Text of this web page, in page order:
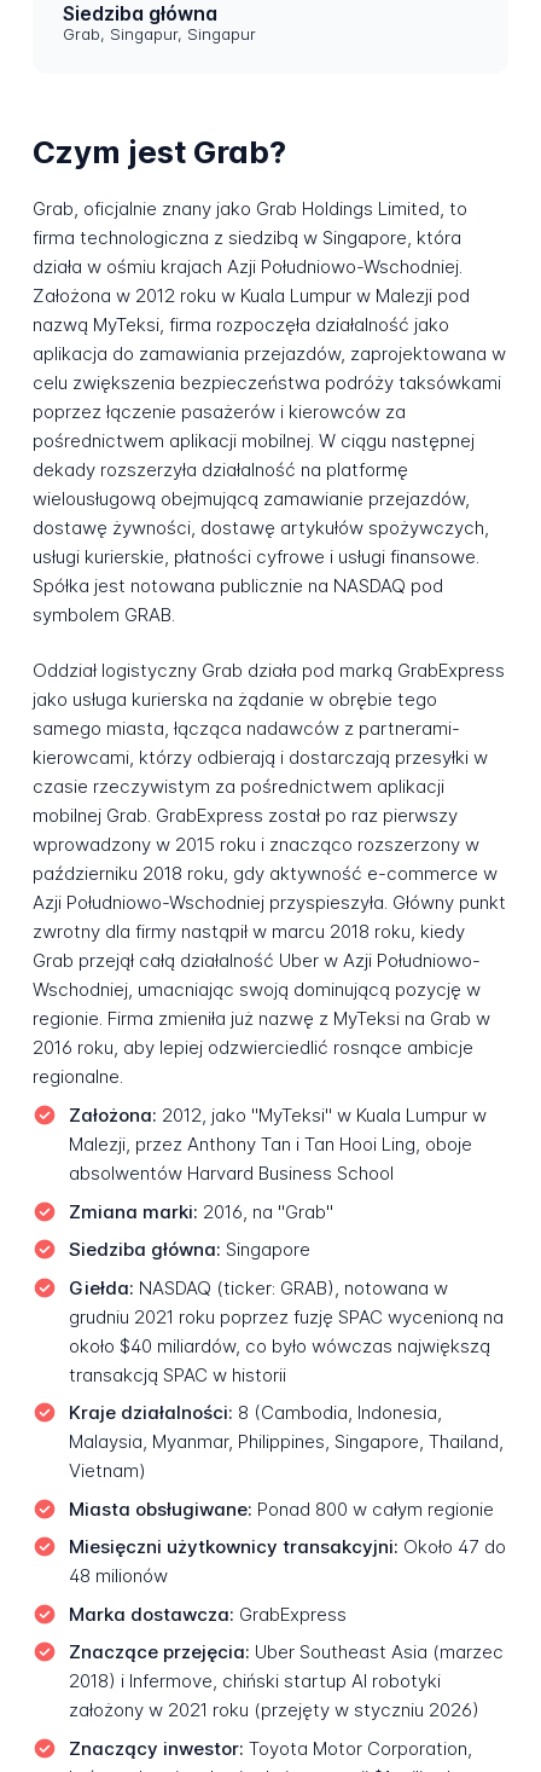
Siedziba główna
Grab, Singapur, Singapur
Czym jest Grab?
Grab, oficjalnie znany jako Grab Holdings Limited, to
firma technologiczna z siedzibą w Singapore, która
działa w ośmiu krajach Azji Południowo-Wschodniej.
Założona w 2012 roku w Kuala Lumpur w Malezji pod
nazwą MyTeksi, firma rozpoczęła działalność jako
aplikacja do zamawiania przejazdów, zaprojektowana w
celu zwiększenia bezpieczeństwa podróży taksówkami
poprzez łączenie pasażerów i kierowców za
pośrednictwem aplikacji mobilnej. W ciągu następnej
dekady rozszerzyła działalność na platformę
wielousługową obejmującą zamawianie przejazdów,
dostawę żywności, dostawę artykułów spożywczych,
usługi kurierskie, płatności cyfrowe i usługi finansowe.
Spółka jest notowana publicznie na NASDAQ pod
symbolem GRAB.
Oddział logistyczny Grab działa pod marką GrabExpress
jako usługa kurierska na żądanie w obrębie tego
samego miasta, łącząca nadawców z partnerami-
kierowcami, którzy odbierają i dostarczają przesyłki w
czasie rzeczywistym za pośrednictwem aplikacji
mobilnej Grab. GrabExpress został po raz pierwszy
wprowadzony w 2015 roku i znacząco rozszerzony w
październiku 2018 roku, gdy aktywność e-commerce w
Azji Południowo-Wschodniej przyspieszyła. Główny punkt
zwrotny dla firmy nastąpił w marcu 2018 roku, kiedy
Grab przejął całą działalność Uber w Azji Południowo-
Wschodniej, umacniając swoją dominującą pozycję w
regionie. Firma zmieniła już nazwę z MyTeksi na Grab w
2016 roku, aby lepiej odzwierciedlić rosnące ambicje
regionalne.
Założona: 2012, jako "MyTeksi" w Kuala Lumpur w
Malezji, przez Anthony Tan i Tan Hooi Ling, oboje
absolwentów Harvard Business School
Zmiana marki: 2016, na "Grab"
Siedziba główna: Singapore
Giełda: NASDAQ (ticker: GRAB), notowana w
grudniu 2021 roku poprzez fuzję SPAC wycenioną na
około $40 miliardów, co było wówczas największą
transakcją SPAC w historii
Kraje działalności: 8 (Cambodia, Indonesia,
Malaysia, Myanmar, Philippines, Singapore, Thailand,
Vietnam)
Miasta obsługiwane: Ponad 800 w całym regionie
Miesięczni użytkownicy transakcyjni: Około 47 do
48 milionów
Marka dostawcza: GrabExpress
Znaczące przejęcia: Uber Southeast Asia (marzec
2018) i Infermove, chiński startup AI robotyki
założony w 2021 roku (przejęty w styczniu 2026)
Znaczący inwestor: Toyota Motor Corporation,